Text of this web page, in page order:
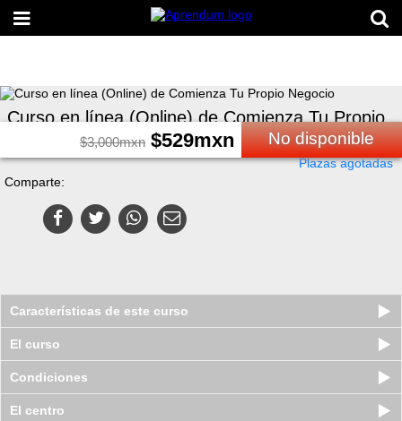
$3,000mxn $529mxn No disponible
Curso en línea (Online) de Comienza Tu Propio
Plazas agotadas
Comparte:
Características de este curso
El curso
Condiciones
El centro